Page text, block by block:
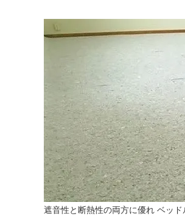
遮音性と断熱性の両方に優れ ベッ